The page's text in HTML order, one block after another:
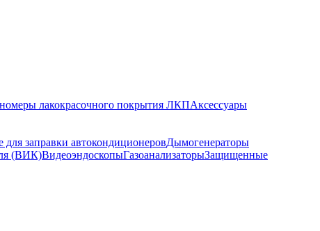
лакокрасочного покрытия ЛКПАксессуары
для заправки автокондиционеровДымогенераторы
(ВИК)ВидеоэндоскопыГазоанализаторыЗащищенные